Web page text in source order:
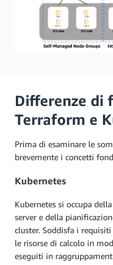
Differenze di
Terraform e
Prima di esaminare le
brevemente i concetti
Kubernetes
Kubernetes si occupa
server e della
cluster. Soddisfa i
le risorse di calcolo in
eseguiti in